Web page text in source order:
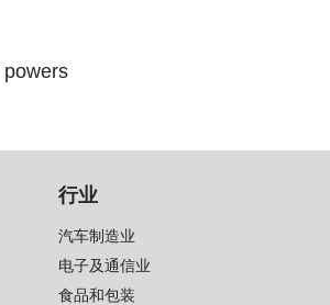
行业
汽车制造业
电子及通信业
食品和包装